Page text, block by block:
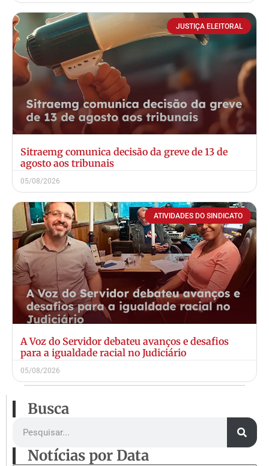
JUSTIÇA ELEITORAL
Sitraemg comunica decisão da greve de 13 de
agosto aos tribunais
05/08/2026
ATIVIDADES DO SINDICATO
A Voz do Servidor debateu avanços e desafios
para a igualdade racial no Judiciário
05/08/2026
Busca
Notícias por Data